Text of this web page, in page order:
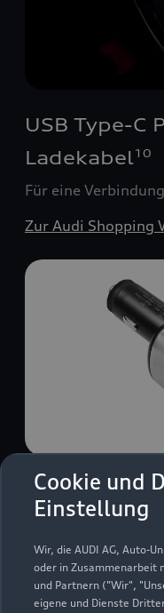
Cookie und
Einstellung
Wir, die AUDI AG, Auto-
oder in Zusammenarbeit
und Partnern ("Wir",
eigene und Dienste
USB Type-C
Ladekabel10
Für eine
Zur Audi Shopping
USB Power-
USB Power-
komfortables
oder Laptops.
Zur Audi Shopping